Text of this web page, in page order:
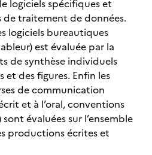
logiciels spécifiques et
de traitement de données.
logiciels bureautiques
est évaluée par la
de synthèse individuels
des figures. Enfin les
de communication
et à l’oral, conventions
évaluées sur l’ensemble
productions écrites et